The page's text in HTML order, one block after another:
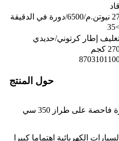
قاد
6500/دورة في الدقيقة
إطار كرتوني/حديدي
كجم
حول المنتج
صعود السيارات الكهربائية: نظرة فاحصة على طراز 350 سي
الكهربائية اهتماما كبيرا